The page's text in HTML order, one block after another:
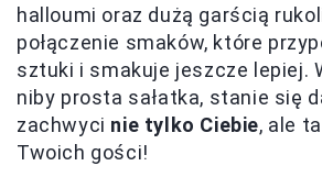
halloumi oraz dużą garścią
połączenie smaków, które
sztuki i smakuje jeszcze lepiej.
niby prosta sałatka, stanie się
zachwyci nie tylko Ciebie, ale
Twoich gości!